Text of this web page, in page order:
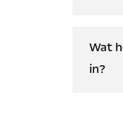
Wat
in?